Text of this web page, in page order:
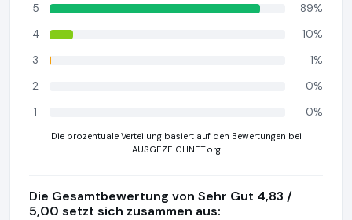
5
89%
4
10%
3
1%
2
0%
1
0%
Die prozentuale Verteilung basiert auf den Bewertungen bei
AUSGEZEICHNET.org
Die Gesamtbewertung von Sehr Gut 4,83 /
5,00 setzt sich zusammen aus: